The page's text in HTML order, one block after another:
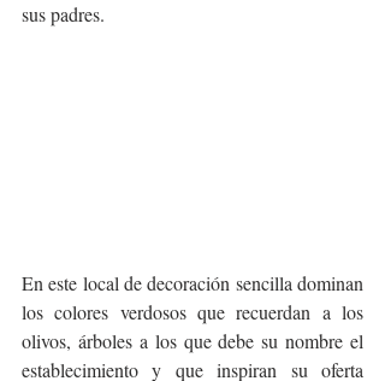
sus padres.
En este local de decoración sencilla dominan
los colores verdosos que recuerdan a los
olivos, árboles a los que debe su nombre el
establecimiento y que inspiran su oferta